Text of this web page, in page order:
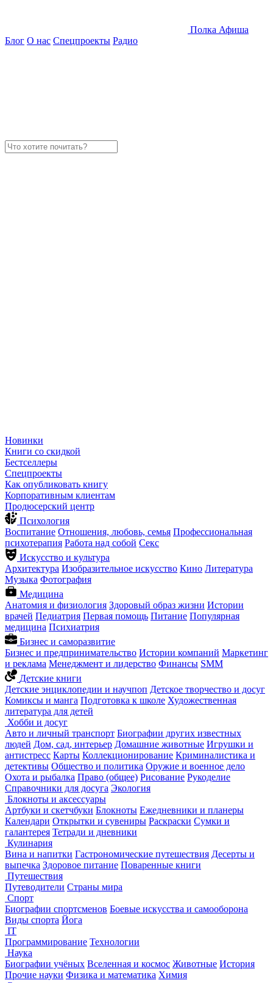
Полка Афиша
Блог О нас Спецпроекты Радио
Новинки
Книги со скидкой
Бестселлеры
Спецпроекты
Как опубликовать книгу
Корпоративным клиентам
Продюсерский центр
Психология
Воспитание Отношения, любовь, семья Профессиональная
психотерапия Работа над собой Секс
Искусство и культура
Архитектура Изобразительное искусство Кино Литература
Музыка Фотография
Медицина
Анатомия и физиология Здоровый образ жизни Истории
врачей Педиатрия Первая помощь Питание Популярная
медицина Психиатрия
Бизнес и саморазвитие
Бизнес и предпринимательство Истории компаний Маркетинг
и реклама Менеджмент и лидерство Финансы SMM
Детские книги
Детские энциклопедии и научпоп Детское творчество и досуг
Комиксы и манга Подготовка к школе Художественная
литература для детей
Хобби и досуг
Авто и личный транспорт Биографии других известных
людей Дом, сад, интерьер Домашние животные Игрушки и
антистресс Карты Коллекционирование Криминалистика и
детективы Общество и политика Оружие и военное дело
Охота и рыбалка Право (общее) Рисование Рукоделие
Справочники для досуга Экология
Блокноты и аксессуары
Артбуки и скетчбуки Блокноты Ежедневники и планеры
Календари Открытки и сувениры Раскраски Сумки и
галантерея Тетради и дневники
Кулинария
Вина и напитки Гастрономические путешествия Десерты и
выпечка Здоровое питание Поваренные книги
Путешествия
Путеводители Страны мира
Спорт
Биографии спортсменов Боевые искусства и самооборона
Виды спорта Йога
IT
Программирование Технологии
Наука
Биографии учёных Вселенная и космос Животные История
Прочие науки Физика и математика Химия